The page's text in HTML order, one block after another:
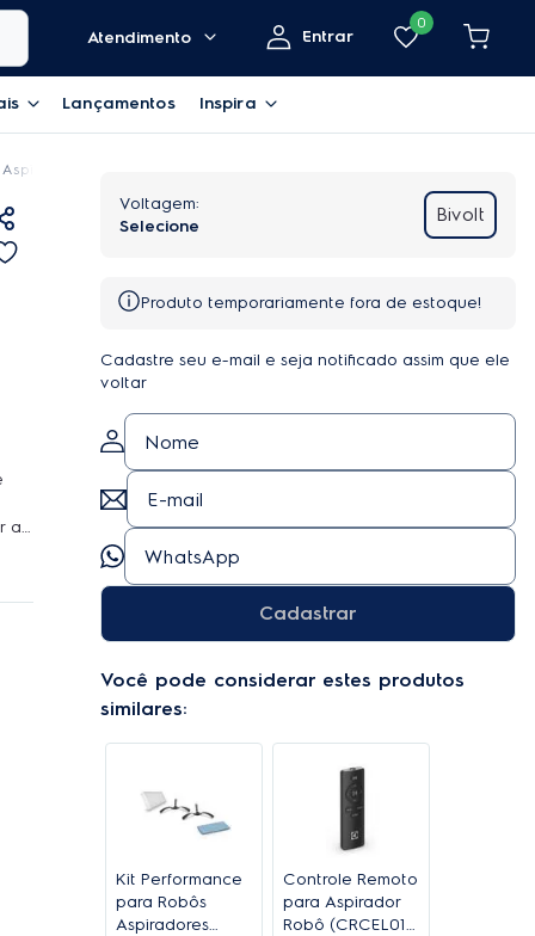
Atendimento
Entrar
0
Lançamentos Inspira
Aspirador de Pó Electrolux 3 em 1 com Sensor Antiqueda Experience até
a
Bivolt
Produto temporariamente fora de estoque!
Cadastre seu e-mail e seja notificado assim que ele
voltar
Cadastrar
Você pode considerar estes produtos
similares:
Kit Performance
para Robôs
Aspiradores
Controle Remoto
para Aspirador
Robô (CRCEL01)